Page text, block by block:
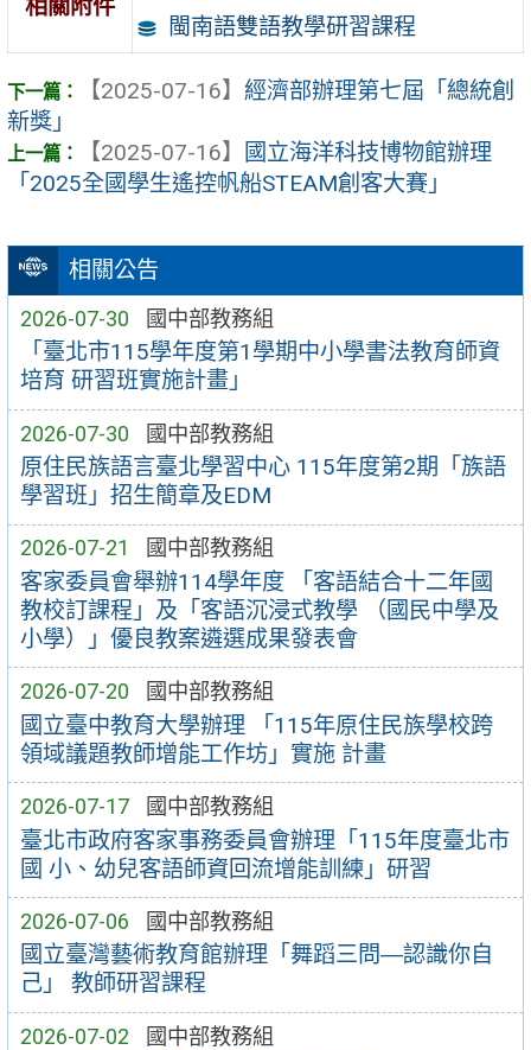
相關公告
2026-07-30 國中部教務組
「臺北市115學年度第1學期中小學書法教育師資
培育 研習班實施計畫」
2026-07-30 國中部教務組
原住民族語言臺北學習中心 115年度第2期「族語
學習班」招生簡章及EDM
2026-07-21 國中部教務組
客家委員會舉辦114學年度 「客語結合十二年國
教校訂課程」及「客語沉浸式教學 （國民中學及
小學）」優良教案遴選成果發表會
2026-07-20 國中部教務組
國立臺中教育大學辦理 「115年原住民族學校跨
領域議題教師增能工作坊」實施 計畫
2026-07-17 國中部教務組
臺北市政府客家事務委員會辦理「115年度臺北市
國 小、幼兒客語師資回流增能訓練」研習
2026-07-06 國中部教務組
國立臺灣藝術教育館辦理「舞蹈三問―認識你自
己」 教師研習課程
2026-07-02 國中部教務組
相關附件
閩南語雙語教學研習課程
【2025-07-16】 經濟部辦理第七屆「總統創
新獎」
【2025-07-16】
國立海洋科技博物館辦理
「2025全國學生遙控帆船STEAM創客大賽」